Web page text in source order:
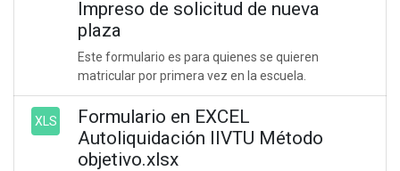
Impreso de solicitud de nueva
plaza
Este formulario es para quienes se quieren
matricular por primera vez en la escuela.
XLS
Formulario en EXCEL
Autoliquidación IIVTU Método
objetivo.xlsx